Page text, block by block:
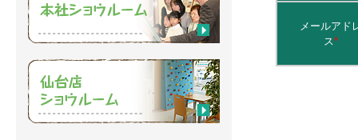
メールアド
ス*